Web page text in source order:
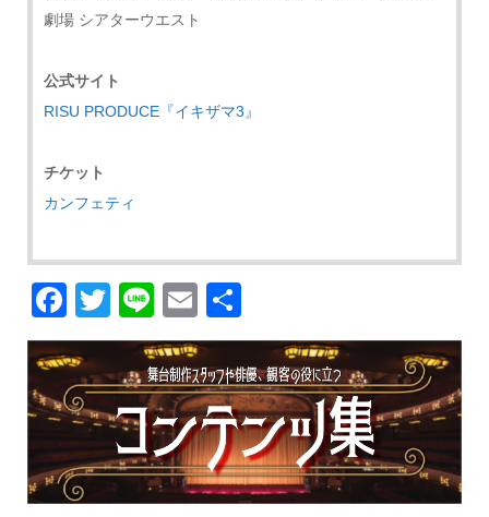
劇場 シアターウエスト
公式サイト
RISU PRODUCE『イキザマ3』
チケット
カンフェティ
Facebook
Twitter
LineEmail
有